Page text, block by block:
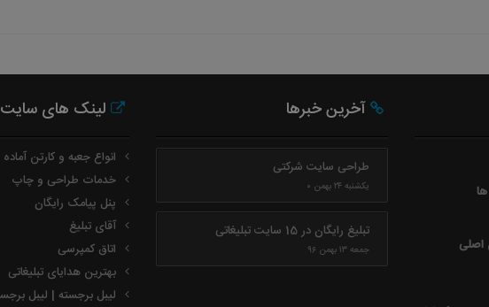
اصلی
آخرین خبرها
طراحی سایت شرکتی
یکشنبه ۲۴ بهمن ۰
تبلیغ رایگان در 15 سایت تبلیغاتی
جمعه ۱۳ بهمن ۹۶
لینک های سایت
انواع جعبه و کارتن آماده
خدمات طراحی و چاپ
پنل پیامک رایگان
آقای تبلیغ
اتاق کمپرسی
بهترین هدایای تبلیغاتی